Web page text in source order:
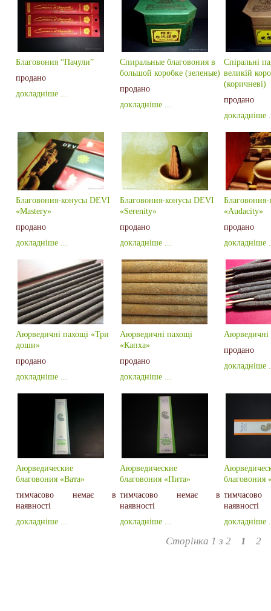
Благовония “Пачули”
продано
докладніше ...
Спиральные благовония в
большой коробке (зеленые)
продано
докладніше ...
Спіральні
великій
(коричневі)
продано
докладніше
Благовония-конусы DEVI
«Mastery»
продано
докладніше ...
Благовония-конусы DEVI
«Serenity»
продано
докладніше ...
«Audaсity»
продано
докладніше
Аюрведичні пахощі «Три
доши»
продано
докладніше ...
Аюрведичні пахощі
«Капха»
продано
докладніше ...
Аюрведичні
продано
докладніше
Аюрведические
благовония «Вата»
тимчасово немає в
наявності
докладніше ...
Аюрведические
благовония «Пита»
тимчасово немає в
наявності
докладніше ...
благовония
наявності
докладніше
Сторінка 1 з 2 1 2